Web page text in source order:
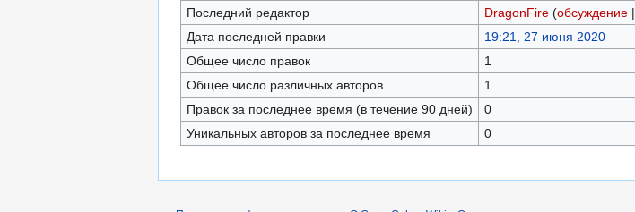
Последний редактор
DragonFire (обсуждение|
Дата последней правки
19:21, 27 июня 2020
Общее число правок
1
Общее число различных авторов
1
Правок за последнее время (в течение 90 дней)
0
Уникальных авторов за последнее время
0